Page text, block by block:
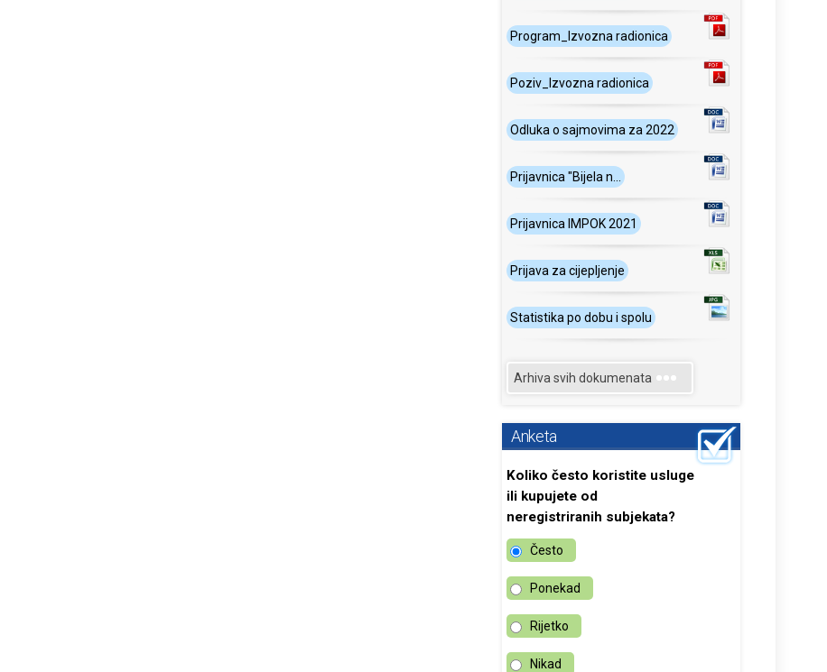
Program_Izvozna radionica
Poziv_Izvozna radionica
Odluka o sajmovima za 2022
Prijavnica "Bijela n...
Prijavnica IMPOK 2021
Prijava za cijepljenje
Statistika po dobu i spolu
Arhiva svih dokumenata
Anketa
Koliko često koristite usluge
ili kupujete od
neregistriranih subjekata?
Često
Ponekad
Rijetko
Nikad